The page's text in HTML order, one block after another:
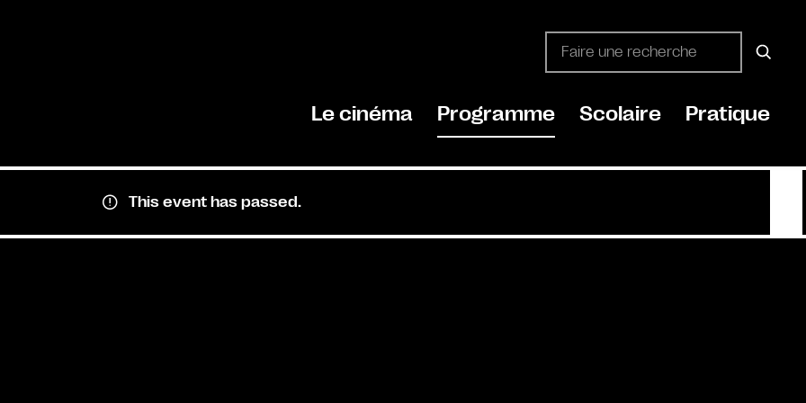
Le cinéma Programme Scolaire Pratique
This event has passed.